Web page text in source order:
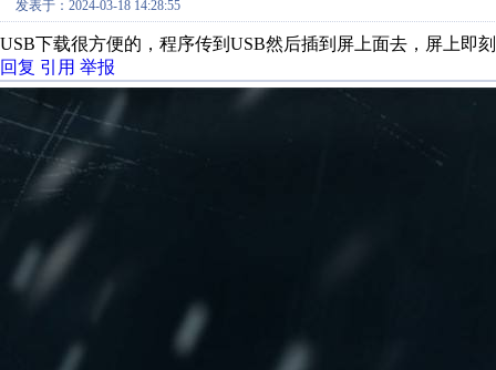
发表于：2024-03-18 14:28:55
USB下载很方便的，程序传到USB然后插到屏上面去，屏上即
回复 引用 举报